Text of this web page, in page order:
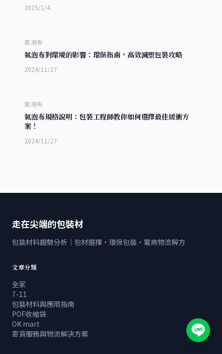
2025/1/4
氣泡布
氣泡布對環境的影響：環保指南，高效減塑包裝攻略
2024/11/27
氣泡布
氣泡布規格說明：包裝工程師教你如何選擇最佳緩衝方
案！
2024/11/27
走在尖端的包裝材
包裝材料趨勢分析｜包材選擇・環保包裝・電商物流解方
文章分類
全家
7-11
包裝材料與應用指南
POF收縮袋
OK mart
寄貨服務與物流解決方案